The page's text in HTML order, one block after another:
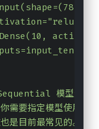
模型还是
需要指定模型使用的
是目前最常见的。